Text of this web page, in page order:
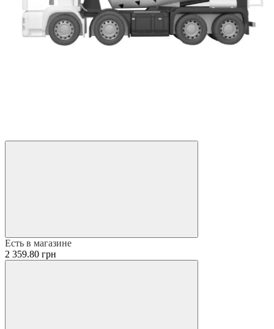
Есть в магазине
2 359.80 грн